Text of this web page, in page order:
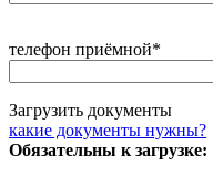
телефон приёмной*
Загрузить документы
какие документы нужны?
Обязательны к загрузке: